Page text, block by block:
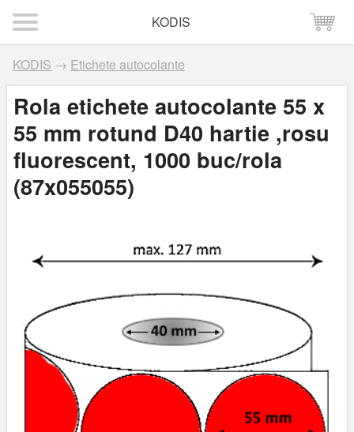
KODIS
KODIS → Etichete autocolante
Rola etichete autocolante 55 x
55 mm rotund D40 hartie ,rosu
fluorescent, 1000 buc/rola
(87x055055)